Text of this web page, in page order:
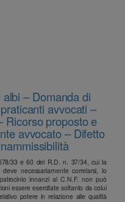
– Domanda di
avvocati –
Ricorso proposto e
avvocato – Difetto
33 e 60 del R.D. n. 37/34, cui la
necessariamente correlarsi, lo
innanzi al C.N.F. non può
essere esercitate soltanto da colui
potere in relazione alle qualità